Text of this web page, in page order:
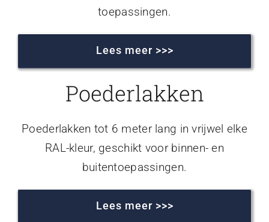
toepassingen.
Lees meer >>>
Poederlakken
Poederlakken tot 6 meter lang in vrijwel elke
RAL-kleur, geschikt voor binnen- en
buitentoepassingen.
Lees meer >>>